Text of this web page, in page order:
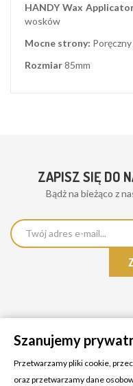
HANDY Wax
wosków
Mocne strony:
Rozmiar85mm
ZAPISZ SIĘ DO
Bądż na bieżąco z
Szanujemy
Przetwarzamy pliki cookie,
oraz przetwarzamy dane